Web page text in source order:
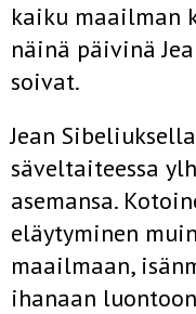
kaiku maailman
näinä päivinä
soivat.
Jean
säveltaiteessa
asemansa.
eläytyminen
maailmaan,
ihanaan